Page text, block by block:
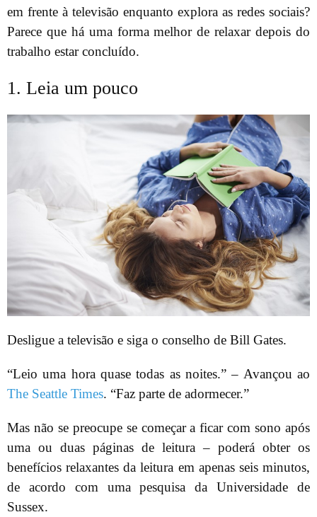
em frente à televisão enquanto explora as redes sociais?
Parece que há uma forma melhor de relaxar depois do
trabalho estar concluído.
1. Leia um pouco
Desligue a televisão e siga o conselho de Bill Gates.
“Leio uma hora quase todas as noites.” – Avançou ao
The Seattle Times. “Faz parte de adormecer.”
Mas não se preocupe se começar a ficar com sono após
uma ou duas páginas de leitura – poderá obter os
benefícios relaxantes da leitura em apenas seis minutos,
de acordo com uma pesquisa da Universidade de
Sussex.